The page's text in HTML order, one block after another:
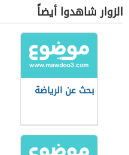
الزوار شاهدوا أيضاً
بحث عن الرياضة